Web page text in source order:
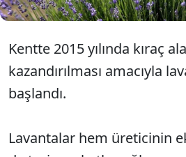
Kentte 2015 yılında kıraç
kazandırılması amacıyla
başlandı.
Lavantalar hem üreticinin